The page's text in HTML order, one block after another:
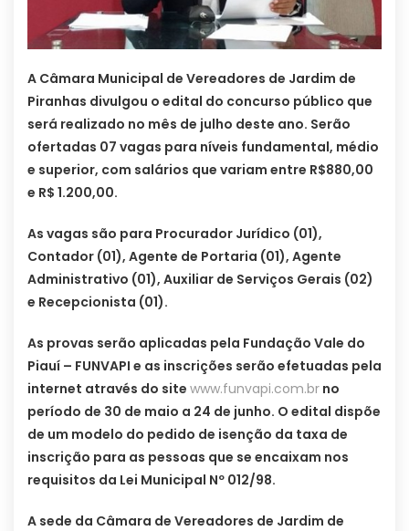
A Câmara Municipal de Vereadores de Jardim de
Piranhas divulgou o edital do concurso público que
será realizado no mês de julho deste ano. Serão
ofertadas 07 vagas para níveis fundamental, médio
e superior, com salários que variam entre R$880,00
e R$ 1.200,00.
As vagas são para Procurador Jurídico (01),
Contador (01), Agente de Portaria (01), Agente
Administrativo (01), Auxiliar de Serviços Gerais (02)
e Recepcionista (01).
As provas serão aplicadas pela Fundação Vale do
Piauí – FUNVAPI e as inscrições serão efetuadas pela
internet através do site www.funvapi.com.br no
período de 30 de maio a 24 de junho. O edital dispõe
de um modelo do pedido de isenção da taxa de
inscrição para as pessoas que se encaixam nos
requisitos da Lei Municipal Nº 012/98.
A sede da Câmara de Vereadores de Jardim de